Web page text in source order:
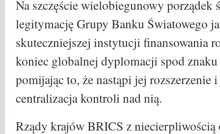
Na szczęście wielobiegunowy porządek
legitymację Grupy Banku Światowego
skuteczniejszej instytucji finansowania
koniec globalnej dyplomacji spod znaku
pomijając to, że nastąpi jej rozszerzenie
centralizacja kontroli nad nią.
Rządy krajów BRICS z niecierpliwością